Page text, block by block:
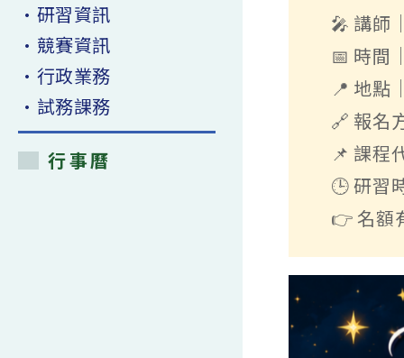
🎤 講師
📅 時間
📍 地點
🔗 報名
📌 課程
🕒 研習
👉 名額
•研習資訊
•競賽資訊
•行政業務
•試務課務
行事曆